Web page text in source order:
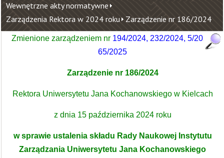
Wewnętrzne akty normatywne
Zarządzenia Rektora w 2024 roku Zarządzenie nr 186/2024
Zmienione zarządzeniem nr 194/2024, 232/2024, 5/2025,
65/2025
Zarządzenie nr 186/2024
Rektora Uniwersytetu Jana Kochanowskiego w Kielcach
z dnia 15 października 2024 roku
w sprawie ustalenia składu Rady Naukowej Instytutu
Zarządzania Uniwersytetu Jana Kochanowskiego